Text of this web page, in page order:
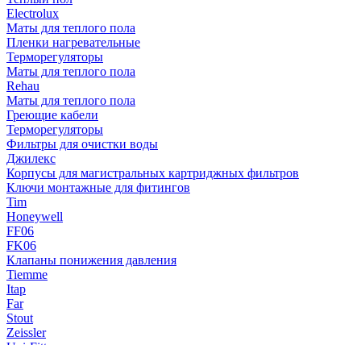
Electrolux
Маты для теплого пола
Пленки нагревательные
Терморегуляторы
Маты для теплого пола
Rehau
Маты для теплого пола
Греющие кабели
Терморегуляторы
Фильтры для очистки воды
Джилекс
Корпусы для магистральных картриджных фильтров
Ключи монтажные для фитингов
Tim
Honeywell
FF06
FK06
Клапаны понижения давления
Tiemme
Itap
Far
Stout
Zeissler